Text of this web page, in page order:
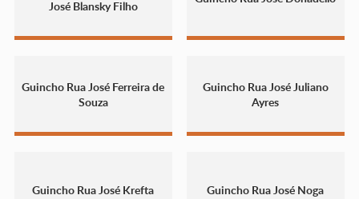
José Blansky Filho
Guincho Rua José Ferreira de
Souza
Guincho Rua José Juliano
Ayres
Guincho Rua José Krefta Guincho Rua José Noga